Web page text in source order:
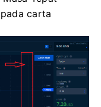
pada carta